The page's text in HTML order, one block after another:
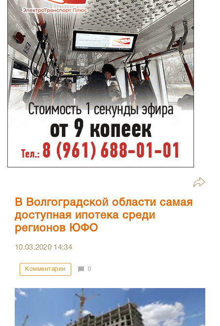
В Волгоградской области самая
доступная ипотека среди
регионов ЮФО
10.03.2020 14:34
Комментарии 0